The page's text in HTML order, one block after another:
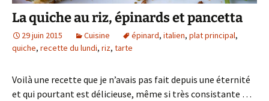
La quiche au riz, épinards et pancetta
29 juin 2015 Cuisine épinard, italien, plat principal,
quiche, recette du lundi, riz, tarte
Voilà une recette que je n’avais pas fait depuis une éternité
et qui pourtant est délicieuse, même si très consistante …